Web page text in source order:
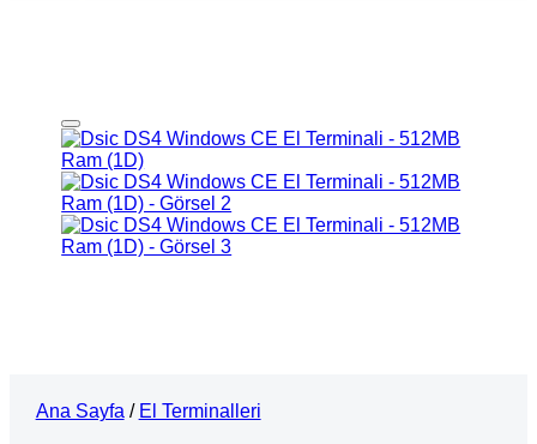
Ana Sayfa / El Terminalleri